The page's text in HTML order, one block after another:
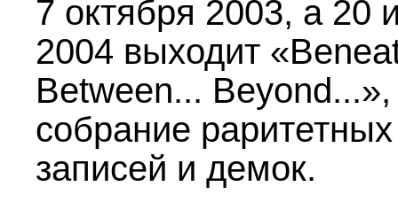
7 октября 2003, а 20
2004 выходит
Between... Beyond...»,
собрание раритетных
записей и демок.